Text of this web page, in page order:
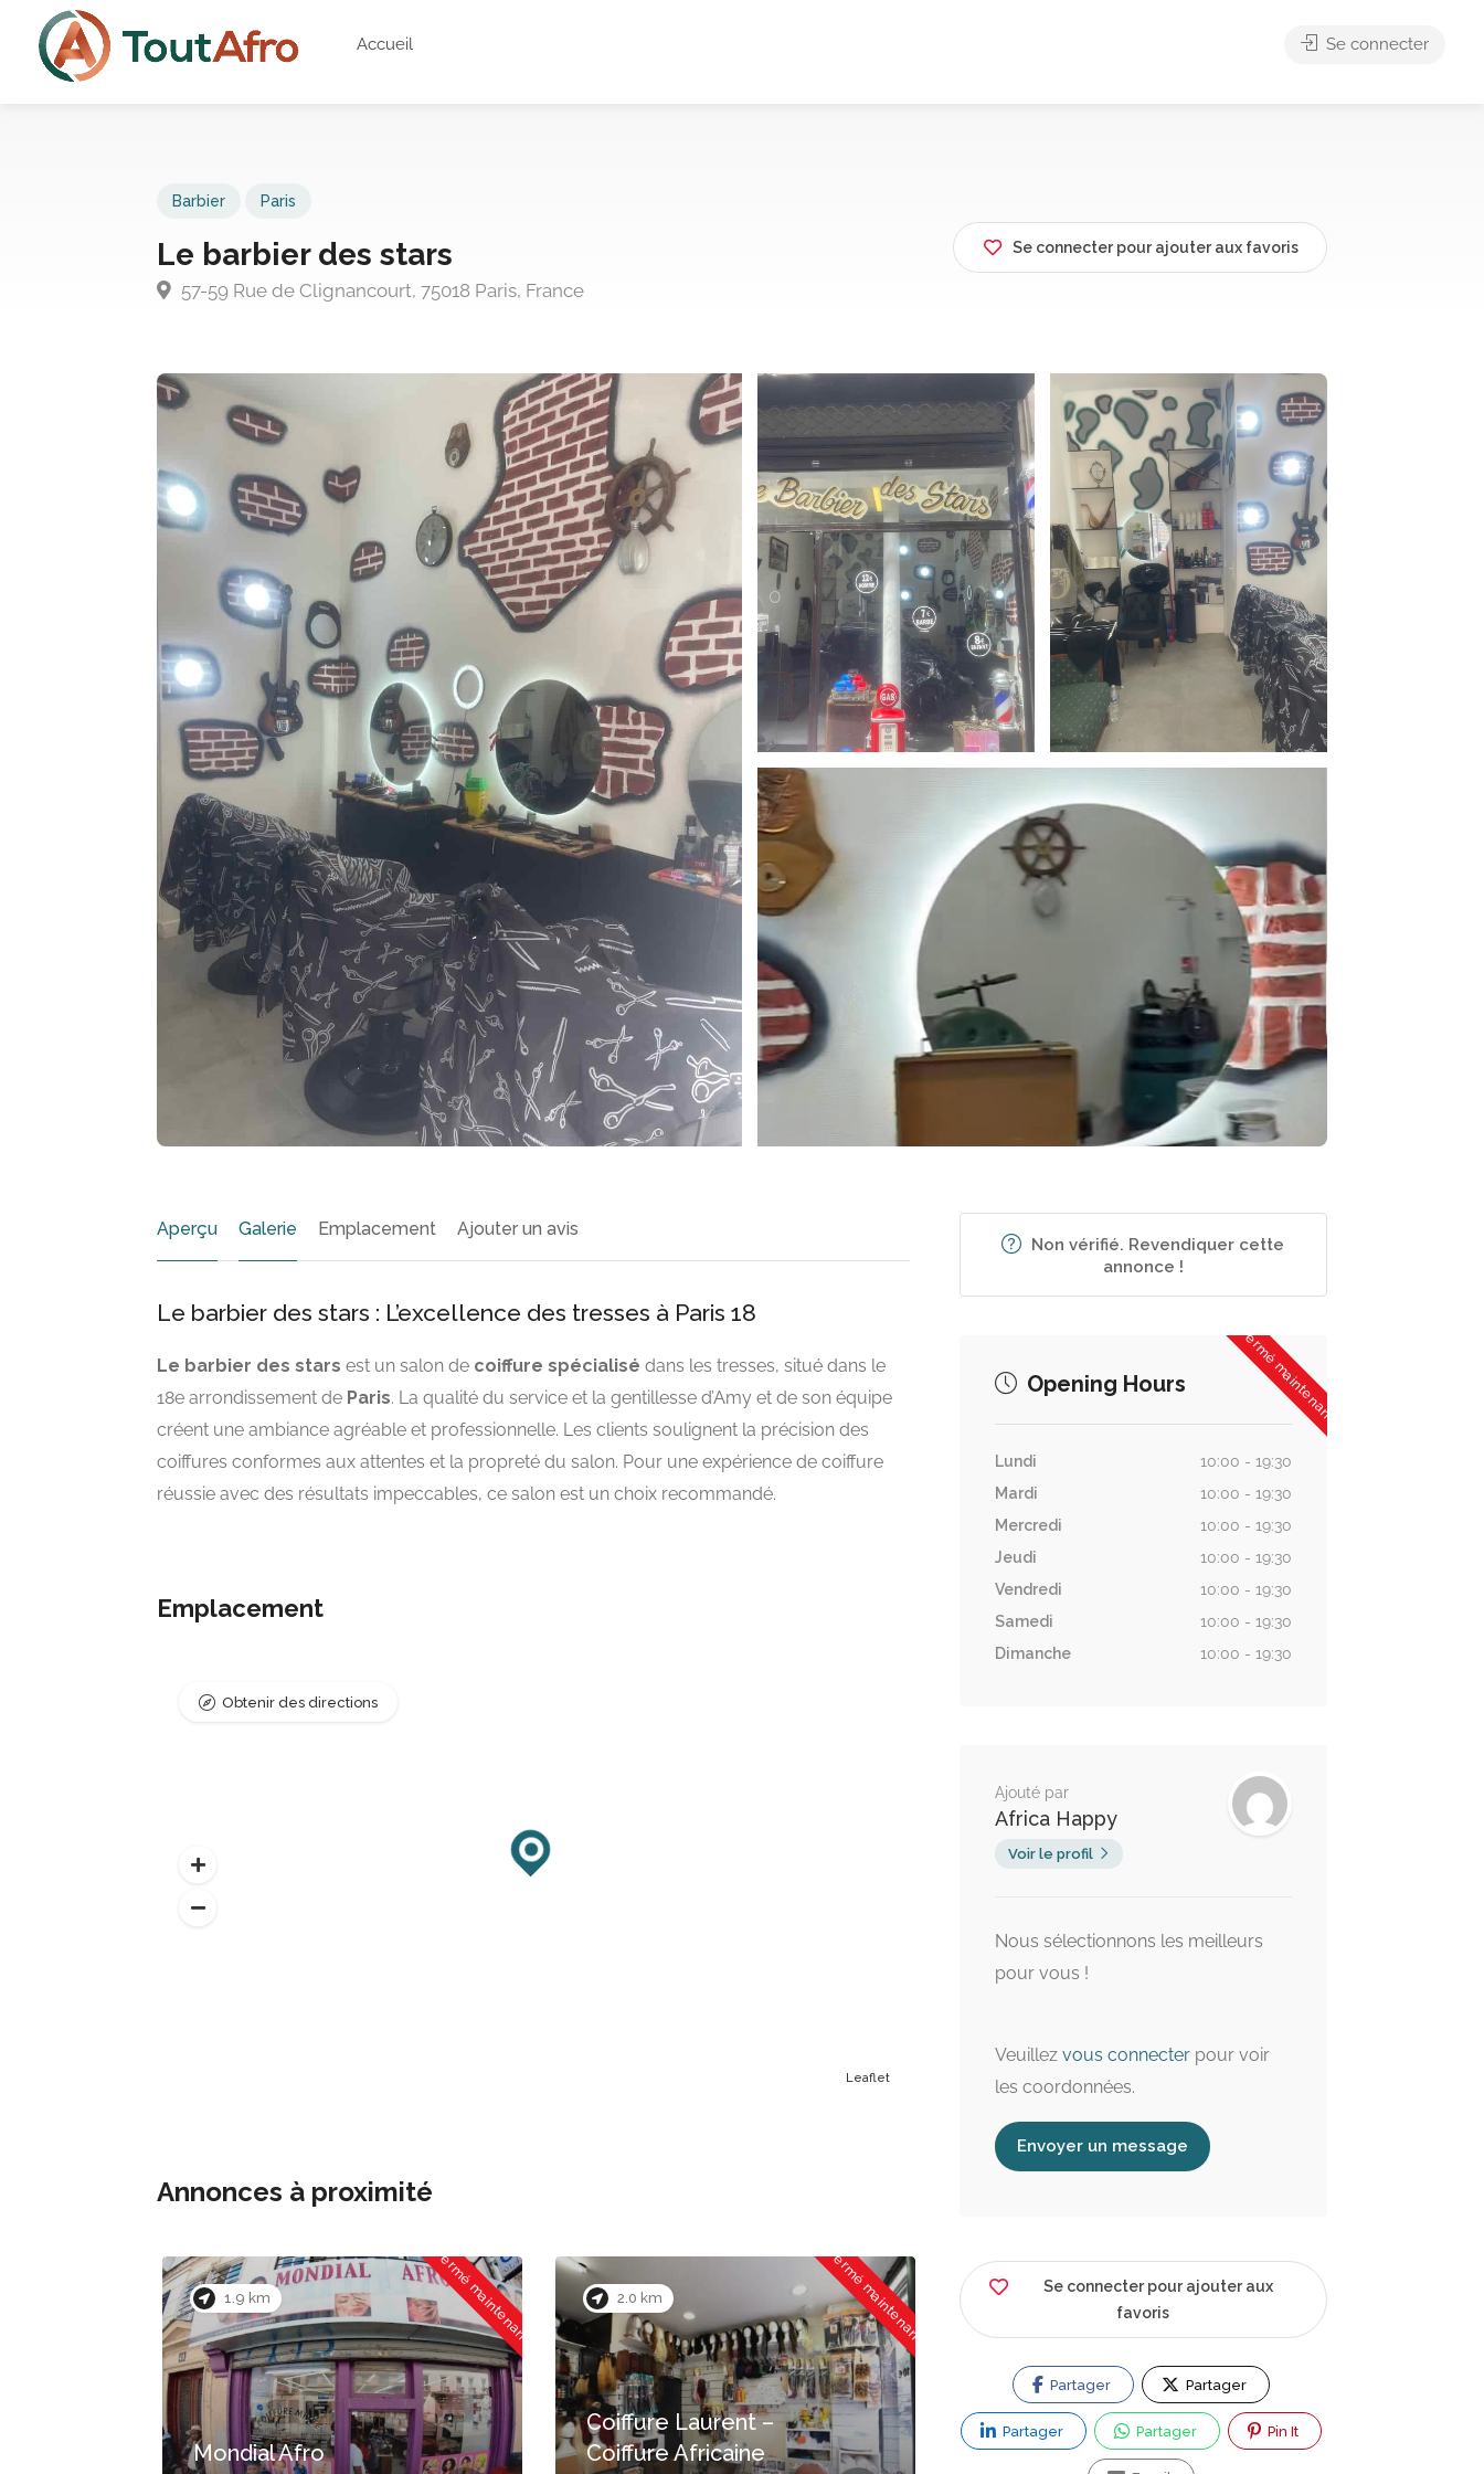
Accueil Se connecter
Barbier Paris
Le barbier des stars
57-59 Rue de Clignancourt, 75018 Paris, France
Se connecter pour ajouter aux favoris
Aperçu Galerie Emplacement Ajouter un avis
Le barbier des stars : L’excellence des tresses à Paris 18
Le barbier des stars est un salon de coiffure spécialisé dans les tresses, situé dans le
18e arrondissement de Paris. La qualité du service et la gentillesse d’Amy et de son équipe
créent une ambiance agréable et professionnelle. Les clients soulignent la précision des
coiffures conformes aux attentes et la propreté du salon. Pour une expérience de coiffure
réussie avec des résultats impeccables, ce salon est un choix recommandé.
Emplacement
Leaflet
Obtenir des directions
Annonces à proximité
0.0 km Fermé maintenant
Afro-Tresse
1.7 km Fermé maintenant
Taco Afro Coiffure
Non vérifié. Revendiquer cette
annonce !
Fermé maintenant
Opening Hours
Lundi
10:00 - 19:30
Mardi
10:00 - 19:30
Mercredi
10:00 - 19:30
Jeudi
10:00 - 19:30
Vendredi
10:00 - 19:30
Samedi
10:00 - 19:30
Dimanche
10:00 - 19:30
Ajouté par
Africa Happy
Voir le profil
Nous sélectionnons les meilleurs
pour vous !
Veuillez vous connecter pour voir
les coordonnées.
Envoyer un message
Se connecter pour ajouter aux
favoris
Partager Partager
Partager Partager Pin It